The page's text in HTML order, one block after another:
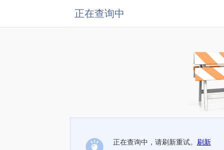
正在查询中
正在查询中，请刷新重试。 刷新